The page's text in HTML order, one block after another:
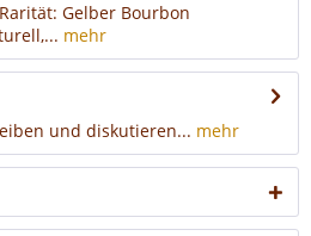
Gelber Bourbon
mehr
und diskutieren... mehr